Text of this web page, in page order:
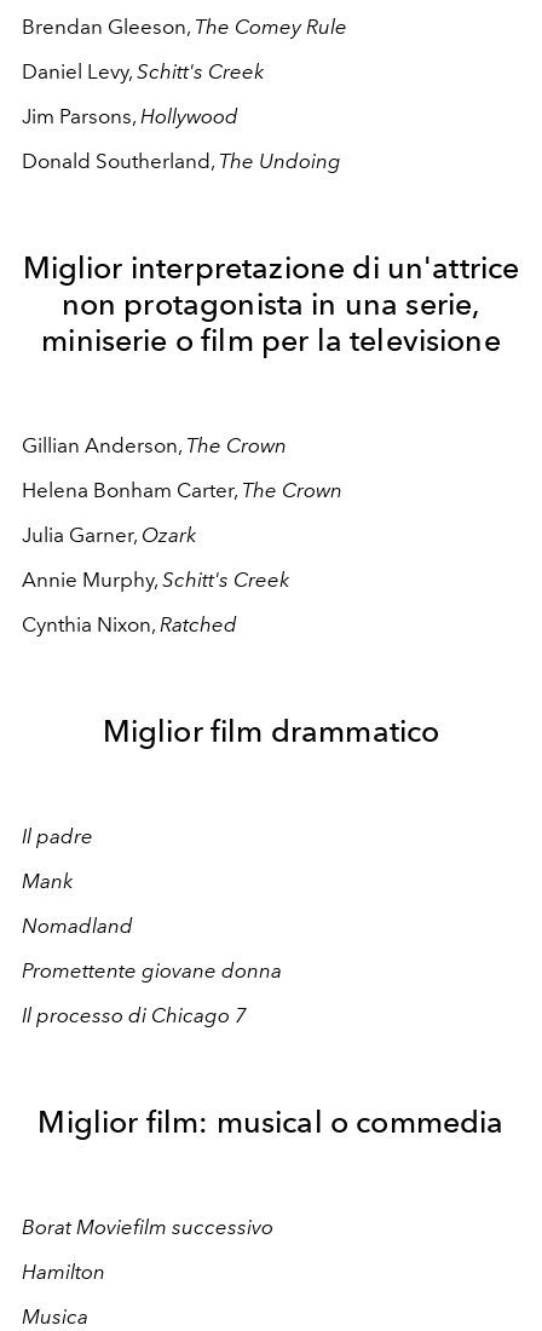
Brendan Gleeson, The Comey Rule
Daniel Levy, Schitt's Creek
Jim Parsons, Hollywood
Donald Southerland, The Undoing
Miglior interpretazione di un'attrice
non protagonista in una serie,
miniserie o film per la televisione
Gillian Anderson, The Crown
Helena Bonham Carter, The Crown
Julia Garner, Ozark
Annie Murphy, Schitt's Creek
Cynthia Nixon, Ratched
Miglior film drammatico
Il padre
Mank
Nomadland
Promettente giovane donna
Il processo di Chicago 7
Miglior film: musical o commedia
Borat Moviefilm successivo
Hamilton
Musica